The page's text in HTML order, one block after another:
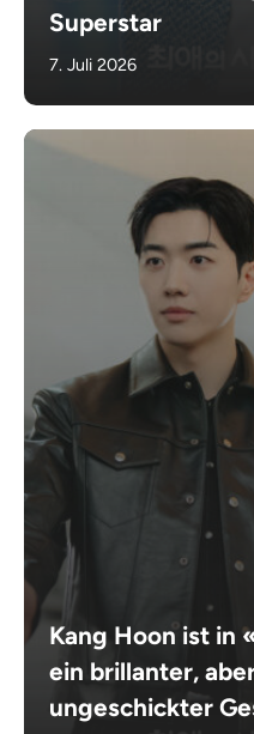
Superstar
7. Juli 2026
Kang Hoon ist in
ein brillanter,
ungeschickter